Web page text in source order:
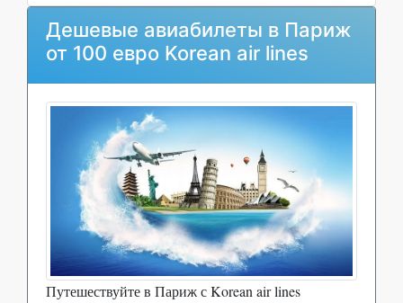
Дешевые авиабилеты в Париж
от 100 евро Korean air lines
Путешествуйте в Париж с Korean air lines